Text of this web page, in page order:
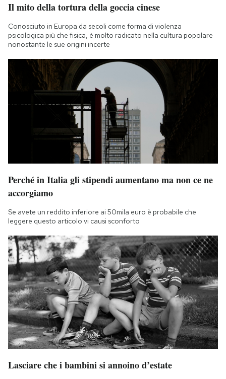
Il mito della tortura della goccia cinese
Conosciuto in Europa da secoli come forma di violenza
psicologica più che fisica, è molto radicato nella cultura popolare
nonostante le sue origini incerte
Perché in Italia gli stipendi aumentano ma non ce ne
accorgiamo
Se avete un reddito inferiore ai 50mila euro è probabile che
leggere questo articolo vi causi sconforto
Lasciare che i bambini si annoino d’estate